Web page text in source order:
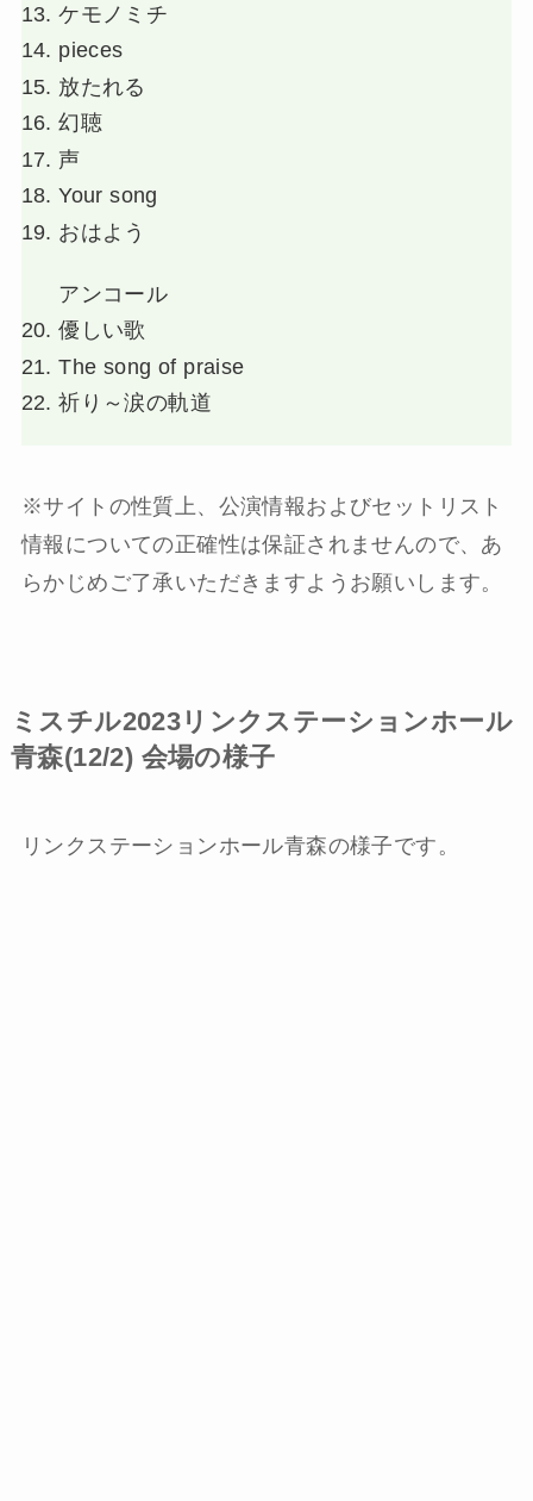
ケモノミチ
pieces
放たれる
幻聴
声
Your song
おはよう
アンコール
優しい歌
The song of praise
祈り～涙の軌道
※サイトの性質上、公演情報およびセットリスト
情報についての正確性は保証されませんので、あ
らかじめご了承いただきますようお願いします。
ミスチル2023リンクステーションホール
青森(12/2) 会場の様子
リンクステーションホール青森の様子です。